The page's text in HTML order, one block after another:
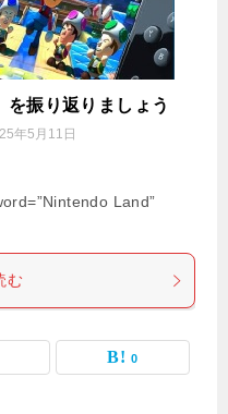
を振り返りましょう
年5月11日
Land”
む
0